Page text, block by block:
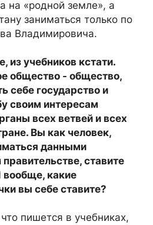
на «родной земле», а
заниматься только по
Владимировича.
из учебников кстати.
общество - общество,
себе государство и
своим интересам
всех ветвей и всех
Вы как человек,
данными
ставите
вообще, какие
вы себе ставите?
пишется в учебниках,